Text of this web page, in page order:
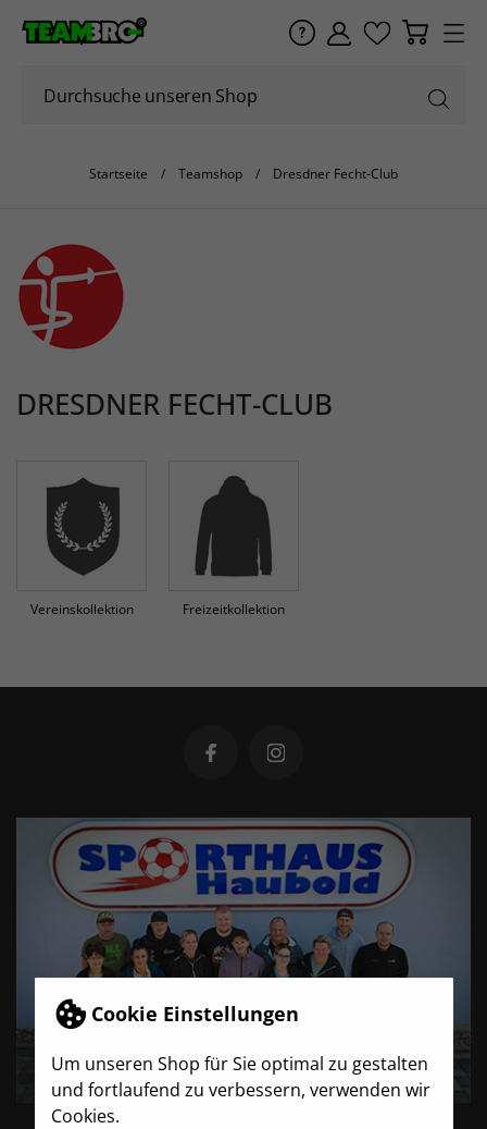
Cookie Einstellungen
Um unseren Shop für Sie optimal zu gestalten
und fortlaufend zu verbessern, verwenden wir
Cookies.
Startseite Teamshop Dresdner Fecht-Club
DRESDNER FECHT-CLUB
Vereinskollektion Freizeitkollektion